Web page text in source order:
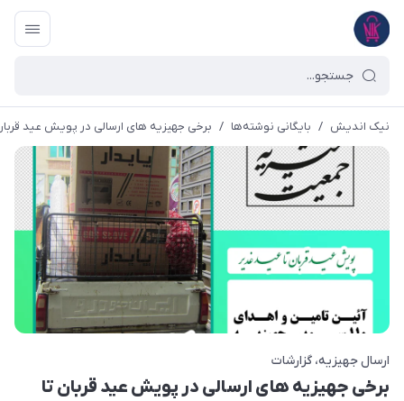
نیک اندیش / بایگانی نوشته‌ها / برخی جهیزیه های ارسالی در پویش عید قربان
ارسال جهیزیه گزارشات
برخی جهیزیه های ارسالی در پویش عید قربان تا